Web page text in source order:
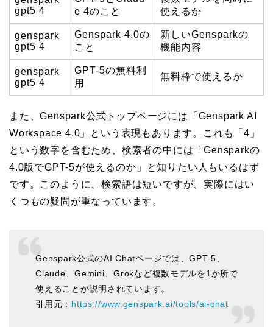
gpt5 4
e 4のこと
使えるか
genspark
gpt5 4
Genspark 4.0の
こと
新しいGensparkの
機能内容
genspark
gpt5 4
GPT-5の無料利
用
無料枠で使えるか
また、Genspark公式トップページには「Genspark AI
Workspace 4.0」という表現もあります。これも「4」
という数字を含むため、検索者の中には「Gensparkの
4.0版でGPT-5が使えるのか」と知りたい人もいるはず
です。このように、検索語は短いですが、実際にはい
くつもの疑問が重なっています。
Genspark公式のAI Chatページでは、GPT-5、
Claude、Gemini、Grokなど複数モデルを1か所で
使えることが説明されています。
引用元： https://www.genspark.ai/tools/ai-chat